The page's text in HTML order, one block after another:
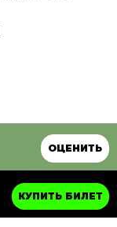
ОЦЕНИТЬ
КУПИТЬ БИЛЕТ